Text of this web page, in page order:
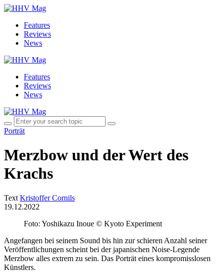
Features
Reviews
News
Features
Reviews
News
Porträt
Merzbow und der Wert des
Krachs
Text Kristoffer Cornils
19.12.2022
Foto: Yoshikazu Inoue © Kyoto Experiment
Angefangen bei seinem Sound bis hin zur schieren Anzahl seiner
Veröffentlichungen scheint bei der japanischen Noise-Legende
Merzbow alles extrem zu sein. Das Porträt eines kompromisslosen
Künstlers.